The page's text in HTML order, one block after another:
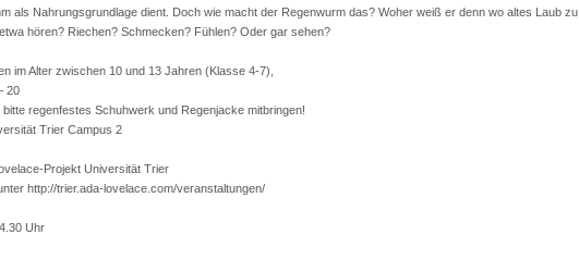
als Nahrungsgrundlage dient. Doch wie macht der Regenwurm das? Woher weiß er denn wo altes Laub zu
hören? Riechen? Schmecken? Fühlen? Oder gar sehen?
im Alter zwischen 10 und 13 Jahren (Klasse 4-7),
20
regenfestes Schuhwerk und Regenjacke mitbringen!
Trier Campus 2
Projekt Universität Trier
http://trier.ada-lovelace.com/veranstaltungen/
Uhr